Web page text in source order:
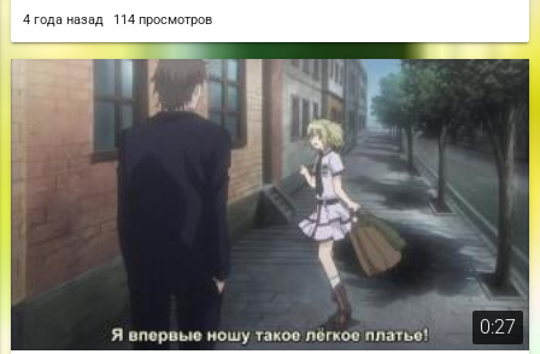
4 года назад 114 просмотров
0:27